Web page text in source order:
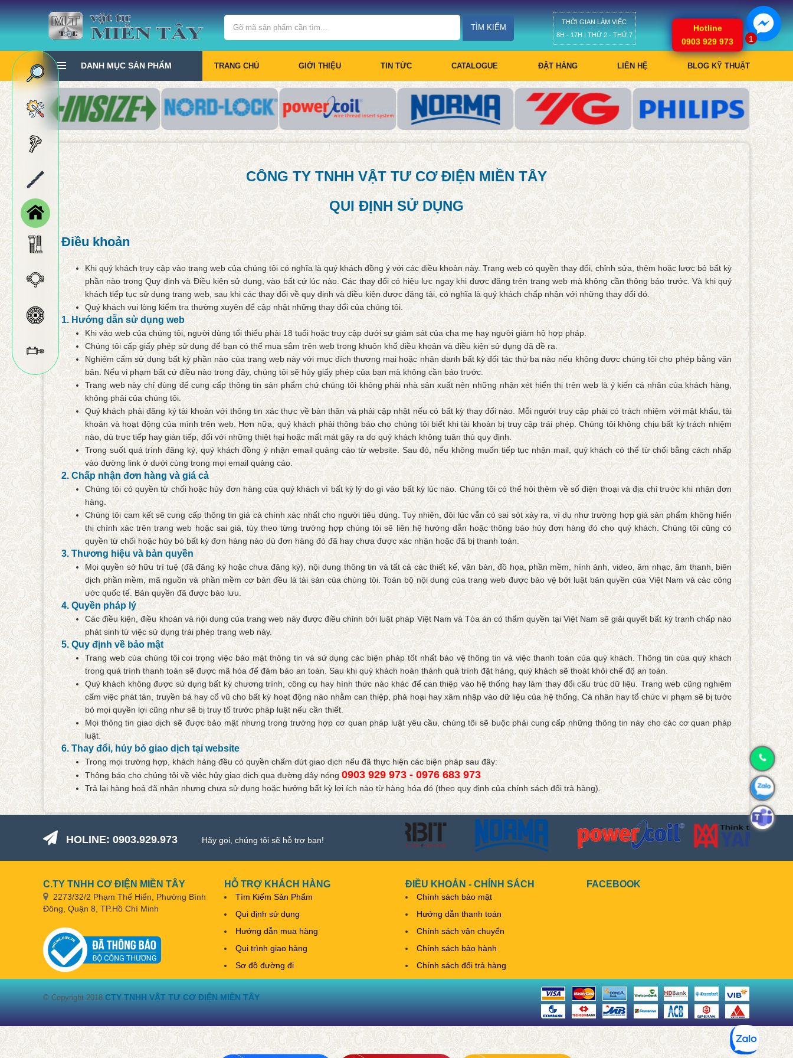
TÌM KIẾM
THỜI GIAN LÀM VIỆC
8H - 17H | THỨ 2 - THỨ 7
Giỏ hàng
DANH MỤC SẢN PHẨM TRANG CHỦ GIỚI THIỆU TIN TỨC CATALOGUE ĐẶT HÀNG LIÊN HỆ BLOG KỸ THUẬT
CÔNG TY TNHH VẬT TƯ CƠ ĐIỆN MIỀN TÂY
QUI ĐỊNH SỬ DỤNG
Điều khoản
Khi quý khách truy cập vào trang web của chúng tôi có nghĩa là quý khách đồng ý với các điều khoản này. Trang web có quyền thay đổi, chỉnh sửa, thêm hoặc lược bỏ bất kỳ
phần nào trong Quy định và Điều kiện sử dụng, vào bất cứ lúc nào. Các thay đổi có hiệu lực ngay khi được đăng trên trang web mà không cần thông báo trước. Và khi quý
khách tiếp tục sử dụng trang web, sau khi các thay đổi về quy định và điều kiện được đăng tải, có nghĩa là quý khách chấp nhận với những thay đổi đó.
Quý khách vui lòng kiểm tra thường xuyên để cập nhật những thay đổi của chúng tôi.
1. Hướng dẫn sử dụng web
Khi vào web của chúng tôi, người dùng tối thiểu phải 18 tuổi hoặc truy cập dưới sự giám sát của cha mẹ hay người giám hộ hợp pháp.
Chúng tôi cấp giấy phép sử dụng để bạn có thể mua sắm trên web trong khuôn khổ điều khoản và điều kiện sử dụng đã đề ra.
Nghiêm cấm sử dụng bất kỳ phần nào của trang web này với mục đích thương mại hoặc nhân danh bất kỳ đối tác thứ ba nào nếu không được chúng tôi cho phép bằng văn
bản. Nếu vi phạm bất cứ điều nào trong đây, chúng tôi sẽ hủy giấy phép của bạn mà không cần báo trước.
Trang web này chỉ dùng để cung cấp thông tin sản phẩm chứ chúng tôi không phải nhà sản xuất nên những nhận xét hiển thị trên web là ý kiến cá nhân của khách hàng,
không phải của chúng tôi.
Quý khách phải đăng ký tài khoản với thông tin xác thực về bản thân và phải cập nhật nếu có bất kỳ thay đổi nào. Mỗi người truy cập phải có trách nhiệm với mật khẩu, tài
khoản và hoạt động của mình trên web. Hơn nữa, quý khách phải thông báo cho chúng tôi biết khi tài khoản bị truy cập trái phép. Chúng tôi không chịu bất kỳ trách nhiệm
nào, dù trực tiếp hay gián tiếp, đối với những thiệt hại hoặc mất mát gây ra do quý khách không tuân thủ quy định.
Trong suốt quá trình đăng ký, quý khách đồng ý nhận email quảng cáo từ website. Sau đó, nếu không muốn tiếp tục nhận mail, quý khách có thể từ chối bằng cách nhấp
vào đường link ở dưới cùng trong mọi email quảng cáo.
2. Chấp nhận đơn hàng và giá cả
Chúng tôi có quyền từ chối hoặc hủy đơn hàng của quý khách vì bất kỳ lý do gì vào bất kỳ lúc nào. Chúng tôi có thể hỏi thêm về số điện thoại và địa chỉ trước khi nhận đơn
hàng.
Chúng tôi cam kết sẽ cung cấp thông tin giá cả chính xác nhất cho người tiêu dùng. Tuy nhiên, đôi lúc vẫn có sai sót xảy ra, ví dụ như trường hợp giá sản phẩm không hiển
thị chính xác trên trang web hoặc sai giá, tùy theo từng trường hợp chúng tôi sẽ liên hệ hướng dẫn hoặc thông báo hủy đơn hàng đó cho quý khách. Chúng tôi cũng có
quyền từ chối hoặc hủy bỏ bất kỳ đơn hàng nào dù đơn hàng đó đã hay chưa được xác nhận hoặc đã bị thanh toán.
3. Thương hiệu và bản quyền
Mọi quyền sở hữu trí tuệ (đã đăng ký hoặc chưa đăng ký), nội dung thông tin và tất cả các thiết kế, văn bản, đồ họa, phần mềm, hình ảnh, video, âm nhạc, âm thanh, biên
dịch phần mềm, mã nguồn và phần mềm cơ bản đều là tài sản của chúng tôi. Toàn bộ nội dung của trang web được bảo vệ bởi luật bản quyền của Việt Nam và các công
ước quốc tế. Bản quyền đã được bảo lưu.
4. Quyền pháp lý
Các điều kiện, điều khoản và nội dung của trang web này được điều chỉnh bởi luật pháp Việt Nam và Tòa án có thẩm quyền tại Việt Nam sẽ giải quyết bất kỳ tranh chấp nào
phát sinh từ việc sử dụng trái phép trang web này.
5. Quy định về bảo mật
Trang web của chúng tôi coi trọng việc bảo mật thông tin và sử dụng các biện pháp tốt nhất bảo vệ thông tin và việc thanh toán của quý khách. Thông tin của quý khách
trong quá trình thanh toán sẽ được mã hóa để đảm bảo an toàn. Sau khi quý khách hoàn thành quá trình đặt hàng, quý khách sẽ thoát khỏi chế độ an toàn.
Quý khách không được sử dụng bất kỳ chương trình, công cụ hay hình thức nào khác để can thiệp vào hệ thống hay làm thay đổi cấu trúc dữ liệu. Trang web cũng nghiêm
cấm việc phát tán, truyền bá hay cổ vũ cho bất kỳ hoạt động nào nhằm can thiệp, phá hoại hay xâm nhập vào dữ liệu của hệ thống. Cá nhân hay tổ chức vi phạm sẽ bị tước
bỏ mọi quyền lợi cũng như sẽ bị truy tố trước pháp luật nếu cần thiết.
Mọi thông tin giao dịch sẽ được bảo mật nhưng trong trường hợp cơ quan pháp luật yêu cầu, chúng tôi sẽ buộc phải cung cấp những thông tin này cho các cơ quan pháp
luật.
6. Thay đổi, hủy bỏ giao dịch tại website
Trong mọi trường hợp, khách hàng đều có quyền chấm dứt giao dịch nếu đã thực hiện các biện pháp sau đây:
Thông báo cho chúng tôi về việc hủy giao dịch qua đường dây nóng 0903 929 973 -0976 683 973
Trả lại hàng hoá đã nhận nhưng chưa sử dụng hoặc hưởng bất kỳ lợi ích nào từ hàng hóa đó (theo quy định của chính sách đổi trả hàng).
HOLINE: 0903.929.973 Hãy gọi, chúng tôi sẽ hỗ trợ bạn!
C.TY TNHH CƠ ĐIỆN MIỀN TÂY
2273/32/2 Phạm Thế Hiển, Phường Bình
Đông, Quận 8, TP.Hồ Chí Minh
HỖ TRỢ KHÁCH HÀNG
Tìm Kiếm Sản Phẩm
Qui định sử dụng
Hướng dẫn mua hàng
Qui trình giao hàng
Sơ đồ đường đi
ĐIỀU KHOẢN - CHÍNH SÁCH
Chính sách bảo mật
Hướng dẫn thanh toán
Chính sách vận chuyển
Chính sách bảo hành
Chính sách đổi trả hàng
FACEBOOK
© Copyright 2018 CTY TNHH VẬT TƯ CƠ ĐIỆN MIỀN TÂY
1
Hotline
0903 929 973